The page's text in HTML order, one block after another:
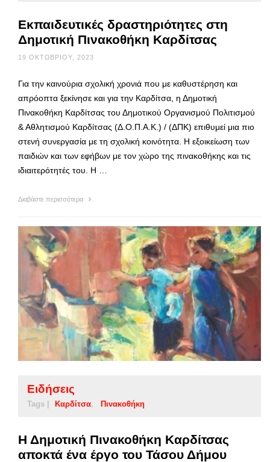
Εκπαιδευτικές δραστηριότητες στη
Δημοτική Πινακοθήκη Καρδίτσας
19 ΟΚΤΩΒΡΊΟΥ, 2023
Για την καινούρια σχολική χρονιά που με καθυστέρηση και
απρόοπτα ξεκίνησε και για την Καρδίτσα, η Δημοτική
Πινακοθήκη Καρδίτσας του Δημοτικού Οργανισμού Πολιτισμού
& Αθλητισμού Καρδίτσας (Δ.Ο.Π.Α.Κ.) / (ΔΠΚ) επιθυμεί μια πιο
στενή συνεργασία με τη σχολική κοινότητα. Η εξοικείωση των
παιδιών και των εφήβων με τον χώρο της πινακοθήκης και τις
ιδιαιτερότητές του. H …
Διαβάστε περισσότερα
Ειδήσεις
Tags | Καρδίτσα Πινακοθήκη
Η Δημοτική Πινακοθήκη Καρδίτσας
αποκτά ένα έργο του Τάσου Δήμου